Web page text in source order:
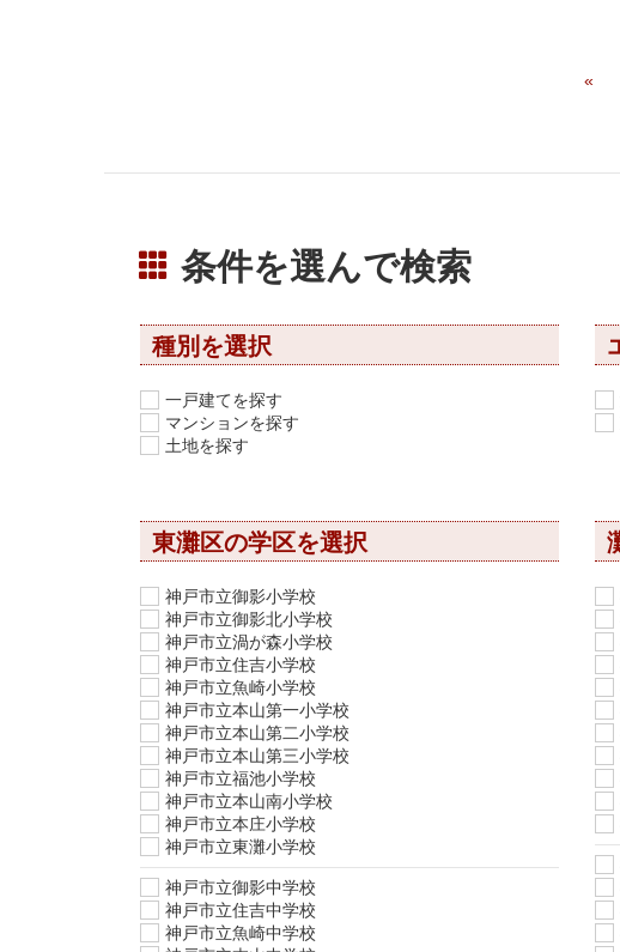
«
条件を選んで検索
種別を選択
一戸建てを探す
マンションを探す
土地を探す
東灘区の学区を選択
神戸市立御影小学校
神戸市立御影北小学校
神戸市立渦が森小学校
神戸市立住吉小学校
神戸市立魚崎小学校
神戸市立本山第一小学校
神戸市立本山第二小学校
神戸市立本山第三小学校
神戸市立福池小学校
神戸市立本山南小学校
神戸市立本庄小学校
神戸市立東灘小学校
神戸市立御影中学校
神戸市立住吉中学校
神戸市立魚崎中学校